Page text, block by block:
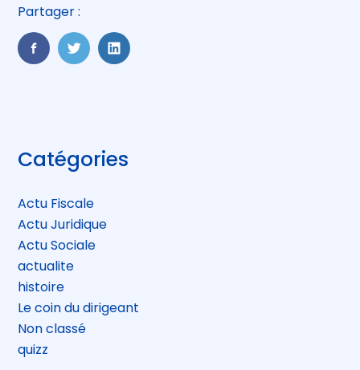
Partager :
FaceBook
TwitterLinkedIn
Blog
sidebar
Catégories
Actu Fiscale
Actu Juridique
Actu Sociale
actualite
histoire
Le coin du dirigeant
Non classé
quizz